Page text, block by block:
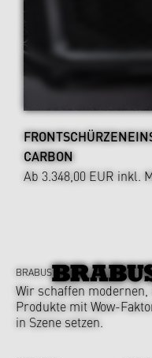
CARBON
Ab 3.348,00 EUR inkl.
BRABUS
Wir schaffen
Produkte mit Wow-
in Szene setzen.